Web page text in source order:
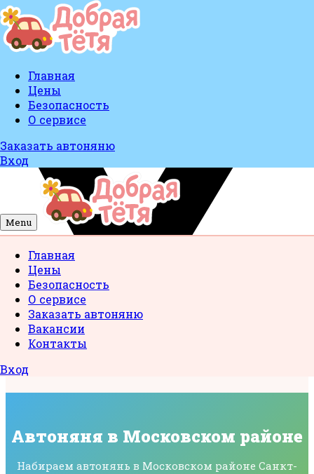
Главная
Цены
Безопасность
О сервисе
Заказать автоняню
Вход
Menu
Главная
Цены
Безопасность
О сервисе
Заказать автоняню
Вакансии
Контакты
Вход
Автоняня в Московском районе
Набираем автонянь в Московском районе Санкт-